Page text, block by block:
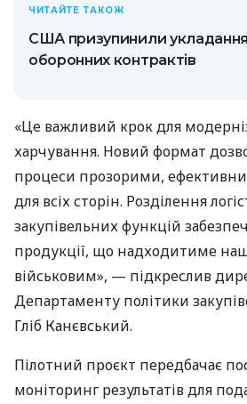
ЧИТАЙТЕ ТАКОЖ
США призупинили укладання
оборонних контрактів
«Це важливий крок для
харчування. Новий формат
процеси прозорими,
для всіх сторін. Розділення
закупівельних функцій
продукції, що надходитиме
військовим», — підкреслив
Департаменту політики
Гліб Канєвський.
Пілотний проєкт передбачає
моніторинг результатів для